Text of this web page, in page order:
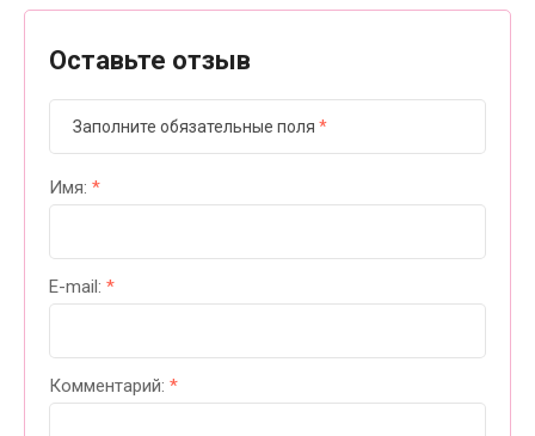
Оставьте отзыв
Заполните обязательные поля *
Имя: *
E-mail: *
Комментарий: *